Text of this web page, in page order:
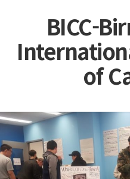
BICC-
of